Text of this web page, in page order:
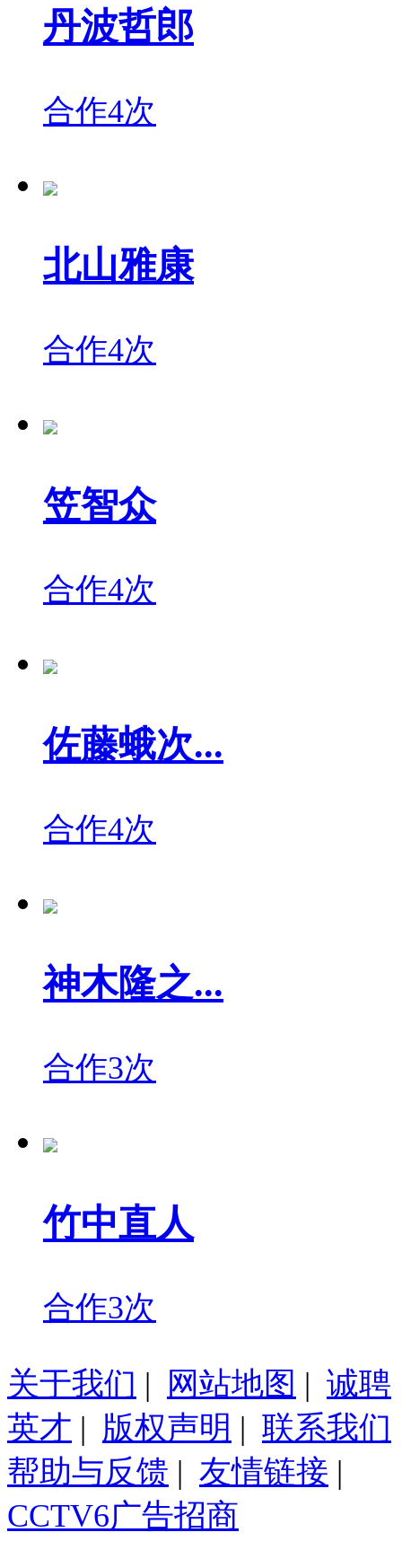
丹波哲郎
合作4次
北山雅康
合作4次
笠智众
合作4次
佐藤蛾次...
合作4次
神木隆之...
合作3次
竹中直人
合作3次
关于我们 | 网站地图 | 诚聘
英才 | 版权声明 | 联系我们
帮助与反馈 | 友情链接 |
CCTV6广告招商